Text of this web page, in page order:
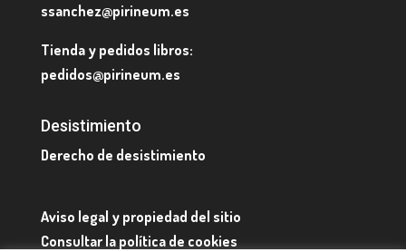
ssanchez@pirineum.es
Tienda y pedidos libros:
pedidos@pirineum.es
Desistimiento
Derecho de desistimiento
Aviso legal y propiedad del sitio
Consultar la política de cookies